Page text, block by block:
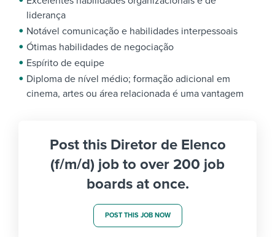
liderança
Notável comunicação e habilidades interpessoais
Ótimas habilidades de negociação
Espírito de equipe
Diploma de nível médio; formação adicional em
cinema, artes ou área relacionada é uma vantagem
Post this Diretor de Elenco
(f/m/d) job to over 200 job
boards at once.
POST THIS JOB NOW